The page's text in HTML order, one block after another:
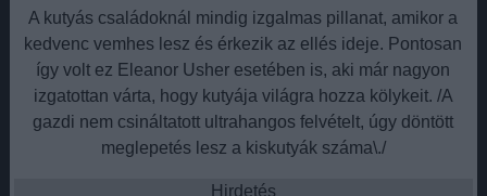
A kutyás családoknál mindig izgalmas pillanat, amikor a
kedvenc vemhes lesz és érkezik az ellés ideje. Pontosan
így volt ez Eleanor Usher esetében is, aki már nagyon
izgatottan várta, hogy kutyája világra hozza kölykeit. /A
gazdi nem csináltatott ultrahangos felvételt, úgy döntött
meglepetés lesz a kiskutyák száma\./
Hirdetés